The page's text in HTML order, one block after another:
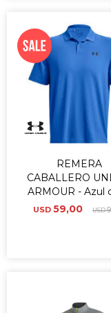
REMERA
CABALLERO
ARMOUR - Azul
USD 59,00 USD